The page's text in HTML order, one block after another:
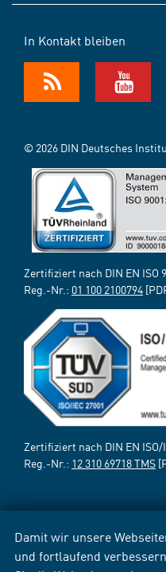
Damit wir unsere
und fortlaufend
In Kontakt bleiben
© 2026 DIN Deutsches
Zertifiziert nach DIN EN ISO
Reg.-Nr.: 01 100 2100794
Zertifiziert nach DIN EN ISO/
Reg.-Nr.: 12 310 69718 TMS